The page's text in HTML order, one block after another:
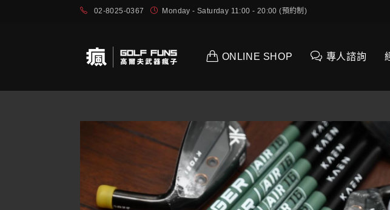
02-8025-0367 Monday - Saturday 11:00 - 20:00 (預約制)
ONLINE SHOP 專人諮詢